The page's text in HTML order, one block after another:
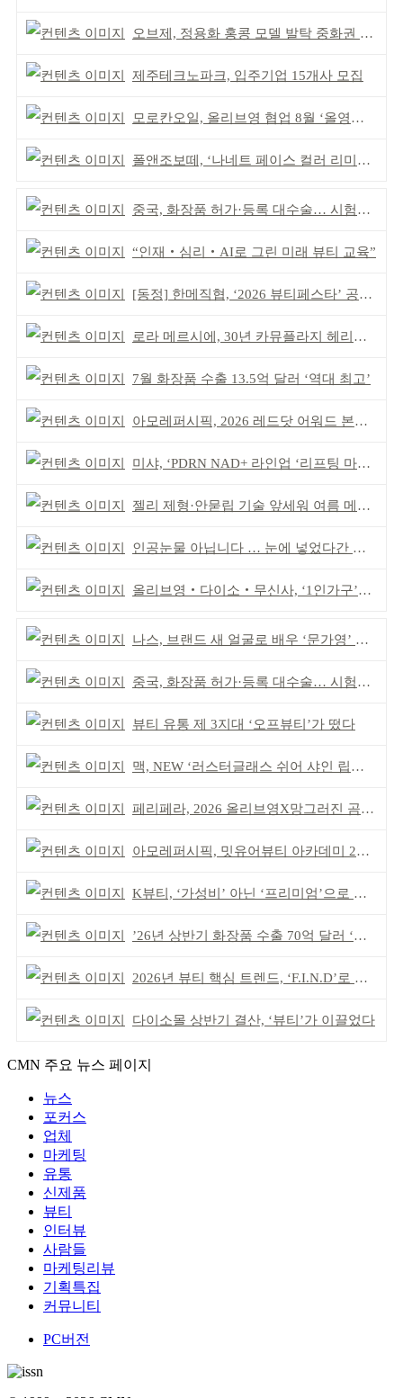
오브제, 정용화 홍콩 모델 발탁 중화권 공략 강화
제주테크노파크, 입주기업 15개사 모집
모로칸오일, 올리브영 협업 8월 ‘올영픽’ 선정
폴앤조보떼, ‘나네트 페이스 컬러 리미티드’ 출시
중국, 화장품 허가·등록 대수술… 시험자료 공용 허용
“인재‧심리‧AI로 그린 미래 뷰티 교육”
[동정] 한메직협, ‘2026 뷰티페스타’ 공동 주최
로라 메르시에, 30년 카뮤플라지 헤리티지 담아
7월 화장품 수출 13.5억 달러 ‘역대 최고’
아모레퍼시픽, 2026 레드닷 어워드 본상 2개 수상
미샤, ‘PDRN NAD+ 라인업 ‘리프팅 마스크’ 출시
젤리 제형·안묻립 기술 앞세워 여름 메이크업 시장 공략
인공눈물 아닙니다 … 눈에 넣었다간 각막 손상
올리브영‧다이소‧무신사, ‘1인가구’가 이끈다
나스, 브랜드 새 얼굴로 배우 ‘문가영’ 발탁
중국, 화장품 허가·등록 대수술… 시험자료 공용 허용
뷰티 유통 제 3지대 ‘오프뷰티’가 떴다
맥, NEW ‘러스터글래스 쉬어 샤인 립스틱’ 출시
페리페라, 2026 올리브영X망그러진 곰 콜라보
아모레퍼시픽, 밋유어뷰티 아카데미 2기 발대식
K뷰티, ‘가성비’ 아닌 ‘프리미엄’으로 승부걸어야
’26년 상반기 화장품 수출 70억 달러 ‘역대 최고’
2026년 뷰티 핵심 트렌드, ‘F.I.N.D’로 읽는다
다이소몰 상반기 결산, ‘뷰티’가 이끌었다
CMN 주요 뉴스 페이지
뉴스
포커스
업체
마케팅
유통
신제품
뷰티
인터뷰
사람들
마케팅리뷰
기획특집
커뮤니티
PC버전